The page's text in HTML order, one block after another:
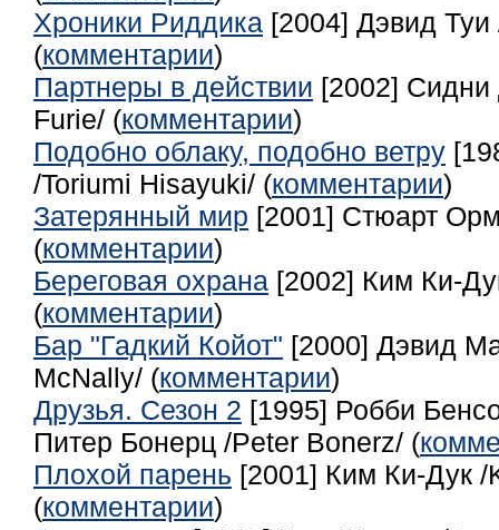
Хроники Риддика [2004] Дэвид
(комментарии)
Партнеры в действии [2002]
Furie/ (комментарии)
Подобно облаку, подобно ветру
/Toriumi Hisayuki/ (комментарии)
Затерянный мир [2001] Стюарт
(комментарии)
Береговая охрана [2002] Ким Ки-
(комментарии)
Бар "Гадкий Койот" [2000] Дэвид
McNally/ (комментарии)
Друзья. Сезон 2 [1995] Робби
Питер Бонерц /Peter Bonerz/ (
Плохой парень [2001] Ким Ки-Дук /
(комментарии)